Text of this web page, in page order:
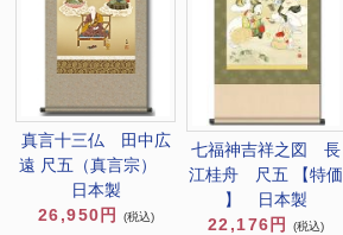
真言十三仏 田中広
遠 尺五（真言宗）
日本製
26,950円
(税込)
七福神吉祥之図 長
江桂舟 尺五 【特価
】 日本製
22,176円
(税込)